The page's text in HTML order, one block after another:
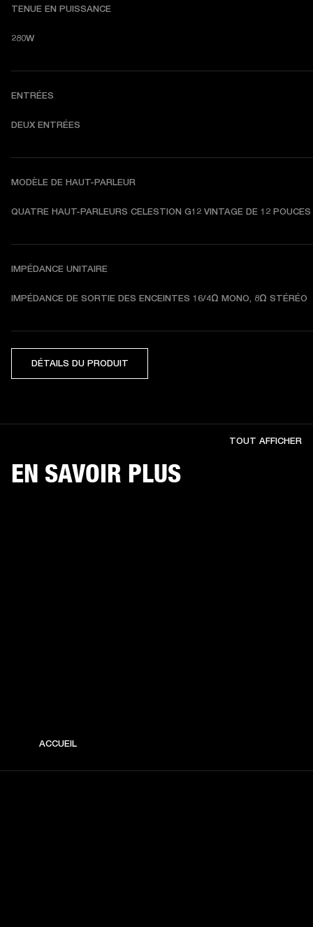
TENUE EN PUISSANCE
280W
ENTRÉES
DEUX ENTRÉES
MODÈLE DE HAUT-PARLEUR
QUATRE HAUT-PARLEURS CELESTION G12 VINTAGE DE 12 POUCES
IMPÉDANCE UNITAIRE
IMPÉDANCE DE SORTIE DES ENCEINTES 16/4Ω MONO, 8Ω STÉRÉO
DÉTAILS DU PRODUIT
EN SAVOIR PLUS
TOUT AFFICHER
ACCUEIL